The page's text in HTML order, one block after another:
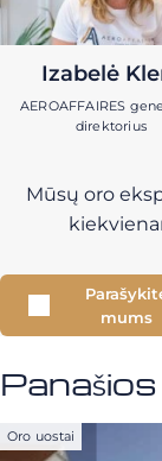
Izabelė
AEROAFFAIRES
direktorius
Mūsų oro
mums
Oro uostai